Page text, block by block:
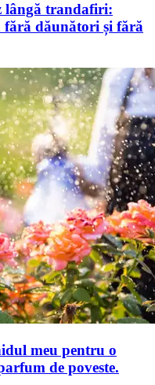
lângă trandafiri:
dăunători și fără
meu pentru o
de poveste.